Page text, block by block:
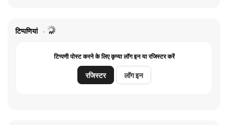
टिप्पणियां
टिप्पणी पोस्ट करने के लिए कृप्या लॉग इन या रजिस्टर करें
रजिस्टर लॉग इन